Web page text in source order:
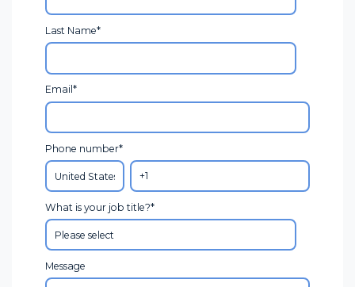
Last Name*
Email *
Phone number*
What is your job title?*
Message